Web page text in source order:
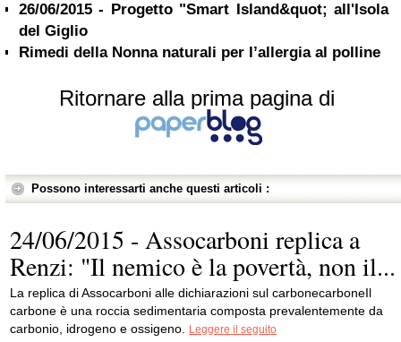
26/06/2015 - Progetto "Smart Island&quot; all'Isola
del Giglio
Rimedi della Nonna naturali per l’allergia al polline
Ritornare alla prima pagina di
Possono interessarti anche questi articoli :
24/06/2015 - Assocarboni replica a
Renzi: "Il nemico è la povertà, non il...
La replica di Assocarboni alle dichiarazioni sul carbonecarboneIl
carbone è una roccia sedimentaria composta prevalentemente da
carbonio, idrogeno e ossigeno. Leggere il seguito